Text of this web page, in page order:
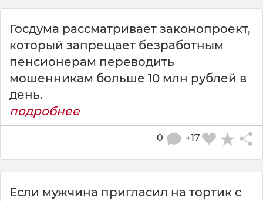
Госдума рассматривает законопроект,
который запрещает безработным
пенсионерам переводить
мошенникам больше 10 млн рублей в
день.
подробнее
+17
0
Если мужчина пригласил на тортик с